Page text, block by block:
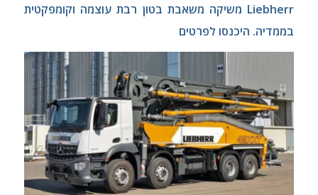
Liebherr משיקה משאבת בטון רבת עוצמה וקומפקטית
בממדיה. היכנסו לפרטים